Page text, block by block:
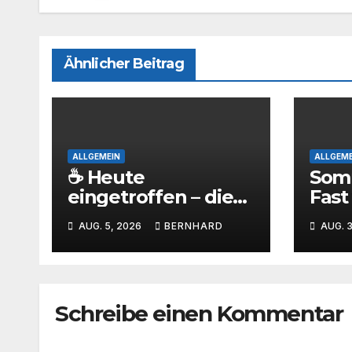
Ähnlicher Beitrag
ALLGEMEIN
☕ Heute
eingetroffen – die
SCB-Sammlertasse
ist da!
AUG. 5, 2026 BERNHARD
rollt
AUG.
Schreibe einen Kommentar